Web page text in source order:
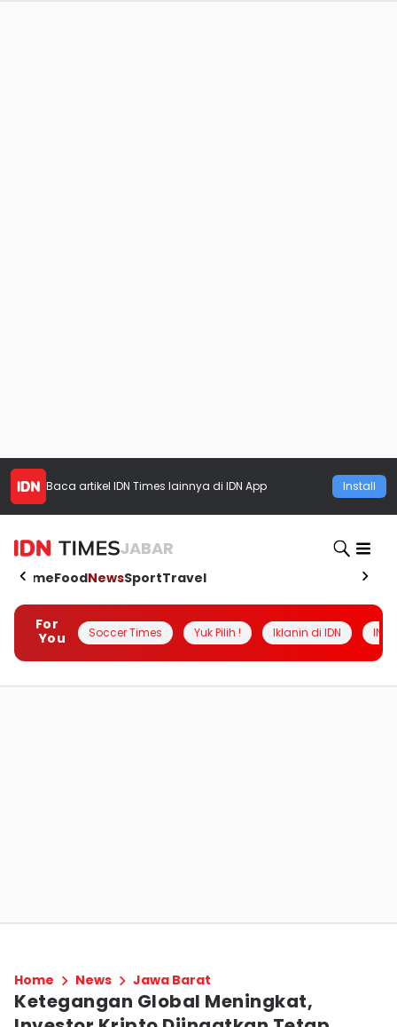
Baca artikel IDN Times lainnya di IDN App Install
JABAR
HomeFoodNewsSportTravel
For
You
Soccer Times Yuk Pilih ! Iklanin di IDN
Home News Jawa Barat
Ketegangan Global Meningkat,